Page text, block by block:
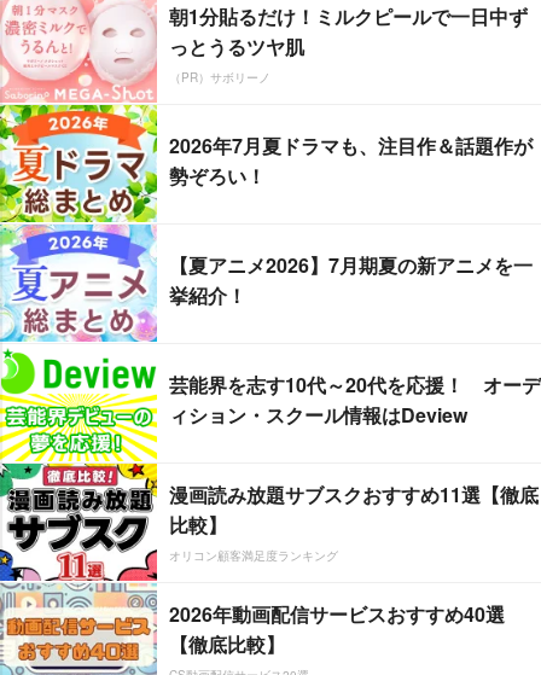
朝1分貼るだけ！ミルクピールで一日中ず
っとうるツヤ肌
（PR）サボリーノ
2026年7月夏ドラマも、注目作＆話題作が
勢ぞろい！
【夏アニメ2026】7月期夏の新アニメを一
挙紹介！
芸能界を志す10代～20代を応援！ オーデ
ィション・スクール情報はDeview
漫画読み放題サブスクおすすめ11選【徹底
比較】
オリコン顧客満足度ランキング
2026年動画配信サービスおすすめ40選
【徹底比較】